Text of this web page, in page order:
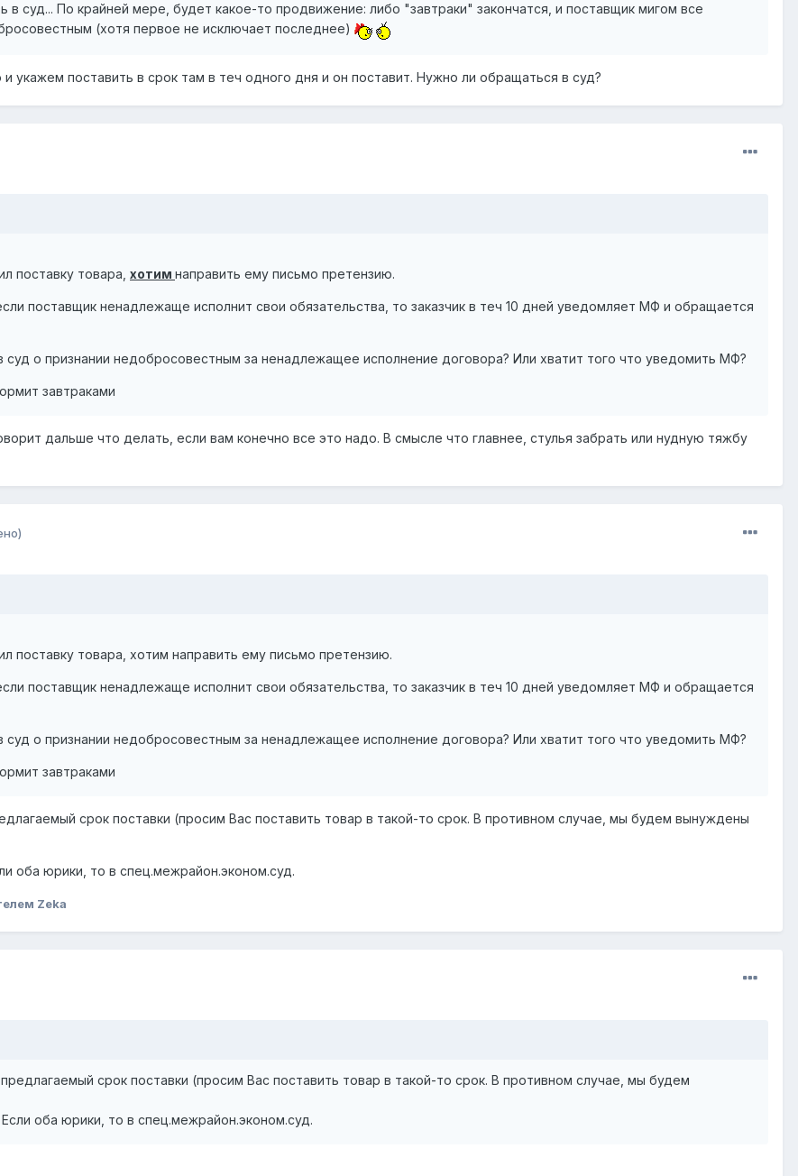
в суд... По крайней мере, будет какое-то продвижение: либо "завтраки" закончатся, и поставщик мигом все
(хотя первое не исключает последнее)
укажем поставить в срок там в теч одного дня и он поставит. Нужно ли обращаться в суд?
поставку товара, хотим направить ему письмо претензию.
поставщик ненадлежаще исполнит свои обязательства, то заказчик в теч 10 дней уведомляет МФ и обращается
о признании недобросовестным за ненадлежащее исполнение договора? Или хватит того что уведомить МФ?
завтраками
дальше что делать, если вам конечно все это надо. В смысле что главнее, стулья забрать или нудную тяжбу
поставку товара, хотим направить ему письмо претензию.
поставщик ненадлежаще исполнит свои обязательства, то заказчик в теч 10 дней уведомляет МФ и обращается
о признании недобросовестным за ненадлежащее исполнение договора? Или хватит того что уведомить МФ?
завтраками
срок поставки (просим Вас поставить товар в такой-то срок. В противном случае, мы будем вынуждены
оба юрики, то в спец.межрайон.эконом.суд.
Zeka
срок поставки (просим Вас поставить товар в такой-то срок. В противном случае, мы будем
оба юрики, то в спец.межрайон.эконом.суд.